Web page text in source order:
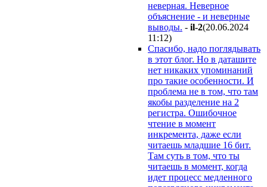
неверная. Неверное
объяснение - и неверные
выводы. - il-2(20.06.2024
11:12)
Спасибо, надо поглядывать
в этот блог. Но в даташите
нет никаких упоминаний
про такие особенности. И
проблема не в том, что там
якобы разделение на 2
регистра. Ошибочное
чтение в момент
инкремента, даже если
читаешь младшие 16 бит.
Там суть в том, что ты
читаешь в момент, когда
идет процесс медленного